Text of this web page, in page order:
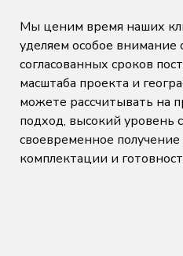
Мы ценим время наших
уделяем особое
согласованных сроков
масштаба проекта и
можете рассчитывать на
подход, высокий уровень
своевременное
комплектации и